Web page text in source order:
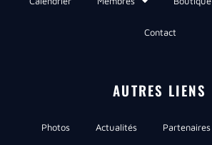
Contact
AUTRES LIENS
Photos Actualités Partenaires